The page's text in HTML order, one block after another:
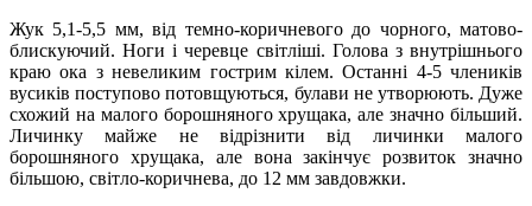
Жук 5,1-5,5 мм, від темно-коричневого до чорного, матово-
блискуючий. Ноги і черевце світліші. Голова з внутрішнього
краю ока з невеликим гострим кілем. Останні 4-5 члеників
вусиків поступово потовщуються, булави не утворюють. Дуже
схожий на малого борошняного хрущака, але значно більший.
Личинку майже не відрізнити від личинки малого
борошняного хрущака, але вона закінчує розвиток значно
більшою, світло-коричнева, до 12 мм завдовжки.